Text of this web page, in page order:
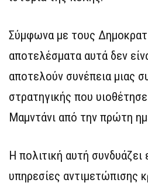
Σύμφωνα με τους
αποτελέσματα αυτά δεν
αποτελούν συνέπεια μιας
στρατηγικής που
Μαμντάνι από την πρώτη
Η πολιτική αυτή συνδυάζει
υπηρεσίες αντιμετώπισης